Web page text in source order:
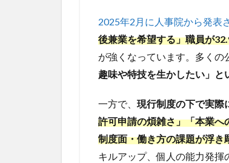
れる
スキ
ルア
ップ
の重
8.1
1. ベ
ルリッツ
（Berlitz）
8.2
2.
2025年2月に人事院から発表
後兼業を希望する」職員が
が強くなっています。多くの
趣味や特技を生かしたい」と
一方で、 現行制度の下で実際
許可申請の煩雑さ」「本業へ
制度面・働き方の課題が浮き
キルアップ、個人の能力発揮